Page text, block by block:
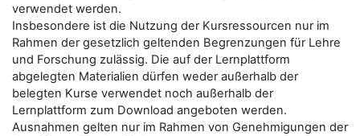
verwendet werden.
Insbesondere ist die Nutzung der Kursressourcen nur im
Rahmen der gesetzlich geltenden Begrenzungen für Lehre
und Forschung zulässig. Die auf der Lernplattform
abgelegten Materialien dürfen weder außerhalb der
belegten Kurse verwendet noch außerhalb der
Lernplattform zum Download angeboten werden.
Ausnahmen gelten nur im Rahmen von Genehmigungen der